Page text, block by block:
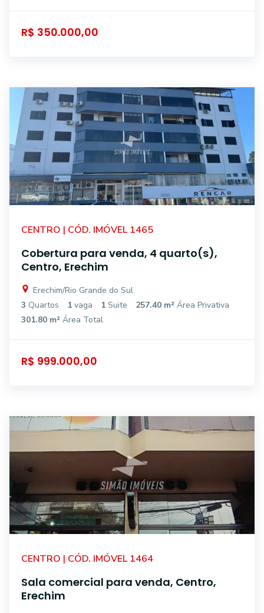
R$ 350.000,00
CENTRO | CÓD. IMÓVEL 1465
Cobertura para venda, 4 quarto(s),
Centro, Erechim
Erechim/Rio Grande do Sul
3 Quartos 1 vaga 1 Suite 257.40 m² Área Privativa
301.80 m² Área Total
R$ 999.000,00
CENTRO | CÓD. IMÓVEL 1464
Sala comercial para venda, Centro,
Erechim